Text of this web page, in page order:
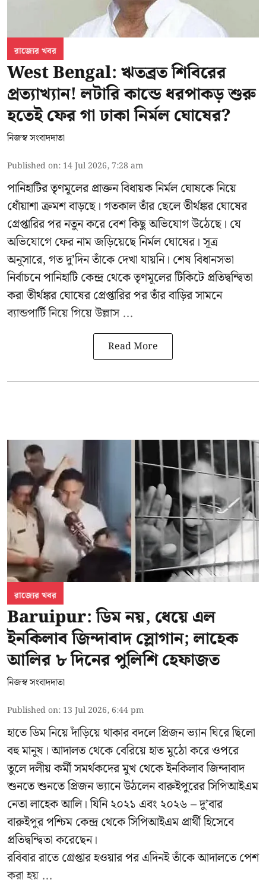
রাজ্যের খবর
West Bengal: ঋতব্রত শিবিরের
প্রত্যাখ্যান! লটারি কান্ডে ধরপাকড় শুরু
হতেই ফের গা ঢাকা নির্মল ঘোষের?
নিজস্ব সংবাদদাতা
Published on: 14 Jul 2026, 7:28 am
পানিহাটির তৃণমূলের প্রাক্তন বিধায়ক নির্মল ঘোষকে নিয়ে
ধোঁয়াশা ক্রমশ বাড়ছে। গতকাল তাঁর ছেলে তীর্থঙ্কর ঘোষের
গ্রেপ্তারির পর নতুন করে বেশ কিছু অভিযোগ উঠেছে। যে
অভিযোগে ফের নাম জড়িয়েছে নির্মল ঘোষের। সূত্র
অনুসারে, গত দু’দিন তাঁকে দেখা যায়নি। শেষ বিধানসভা
নির্বাচনে পানিহাটি কেন্দ্র থেকে তৃণমূলের টিকিটে প্রতিদ্বন্দ্বিতা
করা তীর্থঙ্কর ঘোষের প্রেপ্তারির পর তাঁর বাড়ির সামনে
ব্যান্ডপার্টি নিয়ে গিয়ে উল্লাস ...
Read More
রাজ্যের খবর
Baruipur: ডিম নয়, ধেয়ে এল
ইনকিলাব জিন্দাবাদ স্লোগান; লাহেক
আলির ৮ দিনের পুলিশি হেফাজত
নিজস্ব সংবাদদাতা
Published on: 13 Jul 2026, 6:44 pm
হাতে ডিম নিয়ে দাঁড়িয়ে থাকার বদলে প্রিজন ভ্যান ঘিরে ছিলো
বহু মানুষ। আদালত থেকে বেরিয়ে হাত মুঠো করে ওপরে
তুলে দলীয় কর্মী সমর্থকদের মুখ থেকে ইনকিলাব জিন্দাবাদ
শুনতে শুনতে প্রিজন ভ্যানে উঠলেন বারুইপুরের সিপিআইএম
নেতা লাহেক আলি। যিনি ২০২১ এবং ২০২৬ – দু’বার
বারুইপুর পশ্চিম কেন্দ্র থেকে সিপিআইএম প্রার্থী হিসেবে
প্রতিদ্বন্দ্বিতা করেছেন।
রবিবার রাতে গ্রেপ্তার হওয়ার পর এদিনই তাঁকে আদালতে পেশ
করা হয় ...